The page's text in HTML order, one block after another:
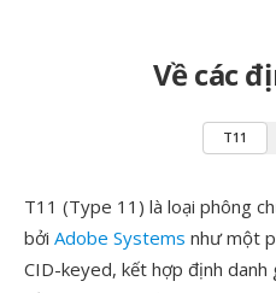
Về các
T11
T11 (Type 11) là loại phông
bởi Adobe Systems như một
CID-keyed, kết hợp định